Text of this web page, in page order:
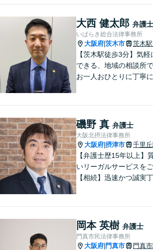
大西 健太郎 弁護士
いばらき総合法律事務所
大阪府 茨木市 茨木駅
【茨木駅徒歩3分】気軽
できる、地域の相談所で
お一人おひとりに丁寧に
お困りごとがあれば、す
ご相談を！
磯野 真 弁護士
大阪北摂法律事務所
大阪府 摂津市 千里
【弁護士歴15年以上】
いリーガルサービスを
【相続】迅速かつ誠実丁
作成／企業間トラブル／
社員の対応など。顧問契
可【オンライン面談】
岡本 英樹 弁護士
門真市民法律事務所
大阪府 門真市 門真